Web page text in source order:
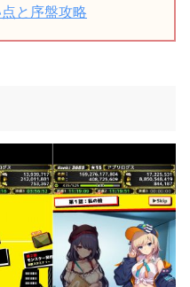
と序盤攻略